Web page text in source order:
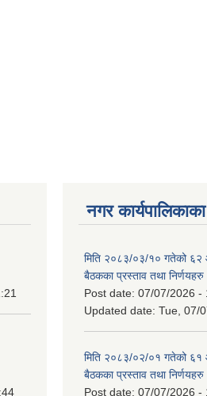
नगर
मिति २०८३/०३/१० गतेको ६२
बैठकका प्रस्ताव तथा निर्णयहरु
Post date: 07/07/2026 -
Updated date: Tue, 07/
मिति २०८३/०२/०१ गतेको ६१
बैठकका प्रस्ताव तथा निर्णयहरु
Post date: 07/07/2026 -